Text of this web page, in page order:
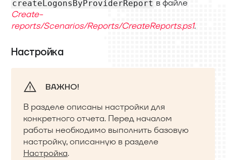
createLogonsByProviderReport в файле
Create-
reports/Scenarios/Reports/CreateReports.ps1.
Настройка
ВАЖНО!
В разделе описаны настройки для
конкретного отчета. Перед началом
работы необходимо выполнить базовую
настройку, описанную в разделе
Настройка.